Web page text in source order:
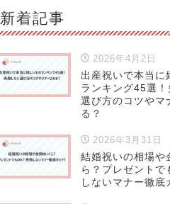
新着記事
2026年4月2日
出産祝いで本当に
ランキング45選
選び方のコツやマ
る？
2026年3月31日
結婚祝いの相場や
ら？プレゼントで
しないマナー徹底